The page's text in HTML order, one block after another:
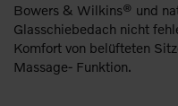
Bowers & Wilkins® und
Glasschiebedach nicht
Komfort von belüfteten
Massage- Funktion.